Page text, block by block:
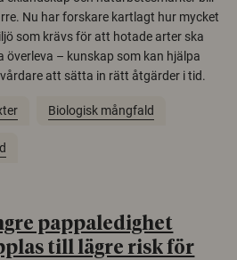
Nu har forskare kartlagt hur mycket
som krävs för att hotade arter ska
överleva – kunskap som kan hjälpa
att sätta in rätt åtgärder i tid.
Biologisk mångfald
pappaledighet
till lägre risk för